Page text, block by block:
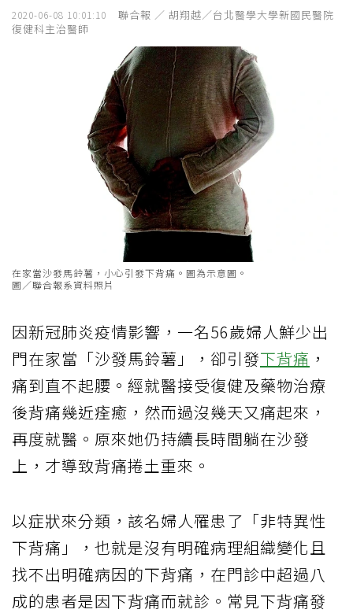
2020-06-08 10:01:10
聯合報 ／ 胡翔越／台北醫學大學新國民醫院
復健科主治醫師
在家當沙發馬鈴薯，小心引發下背痛。圖為示意圖。
圖／聯合報系資料照片
因新冠肺炎疫情影響，一名56歲婦人鮮少出
門在家當「沙發馬鈴薯」，卻引發下背痛 ，
痛到直不起腰。經就醫接受復健及藥物治療
後背痛幾近痊癒，然而過沒幾天又痛起來，
再度就醫。原來她仍持續長時間躺在沙發
上，才導致背痛捲土重來。
以症狀來分類，該名婦人罹患了「非特異性
下背痛」，也就是沒有明確病理組織變化且
找不出明確病因的下背痛，在門診中超過八
成的患者是因下背痛而就診。常見下背痛發